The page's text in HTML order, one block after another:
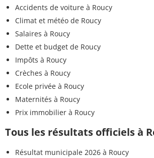
Accidents de voiture à Roucy
Climat et météo de Roucy
Salaires à Roucy
Dette et budget de Roucy
Impôts à Roucy
Crèches à Roucy
Ecole privée à Roucy
Maternités à Roucy
Prix immobilier à Roucy
Tous les résultats officiels à
Résultat municipale 2026 à Roucy